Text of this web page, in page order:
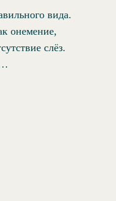
вида.
онемение,
слёз.